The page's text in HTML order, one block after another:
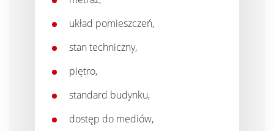
układ pomieszczeń,
stan techniczny,
piętro,
standard budynku,
dostęp do mediów,